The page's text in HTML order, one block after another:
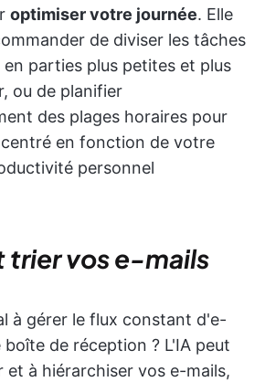
optimiser votre journée. Elle
de diviser les tâches
en parties plus petites et plus
ou de planifier
des plages horaires pour
en fonction de votre
personnel
trier vos e-mails
à gérer le flux constant d'e-
de réception ? L'IA peut
et à hiérarchiser vos e-mails,